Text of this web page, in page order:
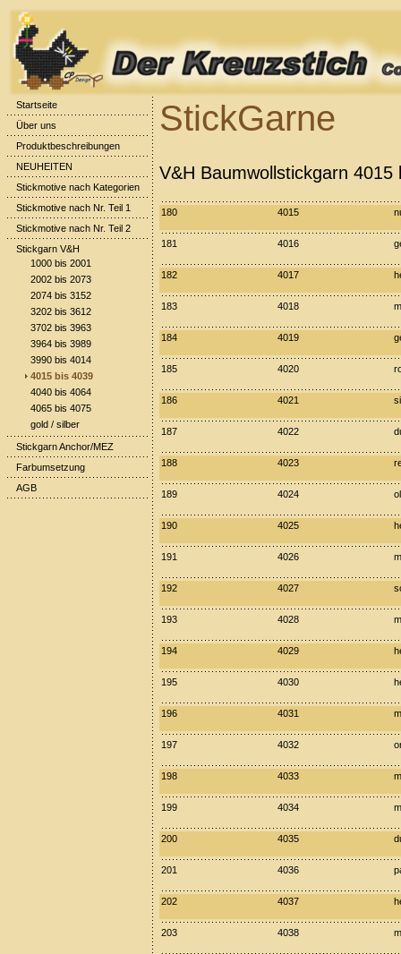
Startseite
Über uns
Produktbeschreibungen
NEUHEITEN
Stickmotive nach Kategorien
Stickmotive nach Nr. Teil 1
Stickmotive nach Nr. Teil 2
Stickgarn V&H
1000 bis 2001
2002 bis 2073
2074 bis 3152
3202 bis 3612
3702 bis 3963
3964 bis 3989
3990 bis 4014
4015 bis 4039
4040 bis 4064
4065 bis 4075
gold / silber
Stickgarn Anchor/MEZ
Farbumsetzung
AGB
StickGarne
V&H Baumwollstickgarn 4015
180 4015
181 4016
182 4017
183 4018
184 4019
185 4020
186 4021
187 4022
188 4023
189 4024
190 4025
191 4026
192 4027
193 4028
194 4029
195 4030
196 4031
197 4032
198 4033
199 4034
200 4035
201 4036
202 4037
203 4038